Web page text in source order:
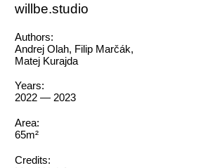
willbe.studio
Authors:
Andrej Olah, Filip Marčák,
Matej Kurajda
Years:
2022 — 2023
Area:
65m²
Credits: